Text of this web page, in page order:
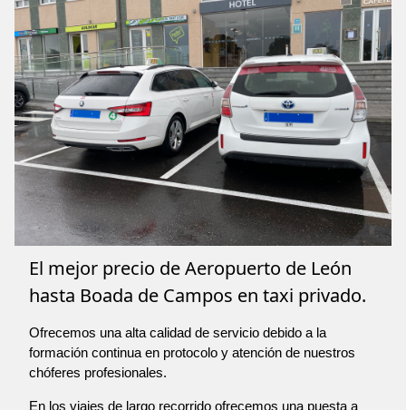
El mejor precio de Aeropuerto de León
hasta Boada de Campos en taxi privado.
Ofrecemos una alta calidad de servicio debido a la
formación continua en protocolo y atención de nuestros
chóferes profesionales.
En los viajes de largo recorrido ofrecemos una puesta a